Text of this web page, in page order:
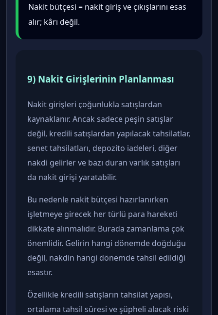
Nakit bütçesi = nakit giriş ve çıkışlarını esas
alır; kârı değil.
9) Nakit Girişlerinin Planlanması
Nakit girişleri çoğunlukla satışlardan
kaynaklanır. Ancak sadece peşin satışlar
değil, kredili satışlardan yapılacak tahsilatlar,
senet tahsilatları, depozito iadeleri, diğer
nakdi gelirler ve bazı duran varlık satışları
da nakit girişi yaratabilir.
Bu nedenle nakit bütçesi hazırlanırken
işletmeye girecek her türlü para hareketi
dikkate alınmalıdır. Burada zamanlama çok
önemlidir. Gelirin hangi dönemde doğduğu
değil, nakdin hangi dönemde tahsil edildiği
esastır.
Özellikle kredili satışların tahsilat yapısı,
ortalama tahsil süresi ve şüpheli alacak riski